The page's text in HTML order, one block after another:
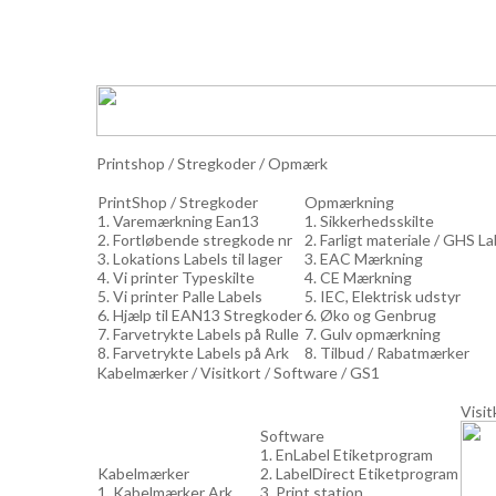
Printshop / Stregkoder / Opmærk
PrintShop / Stregkoder
1. Varemærkning Ean13
2. Fortløbende stregkode nr
3. Lokations Labels til lager
4. Vi printer Typeskilte
5. Vi printer Palle Labels
6. Hjælp til EAN13 Stregkoder
7. Farvetrykte Labels på Rulle
8. Farvetrykte Labels på Ark
Opmærkning
1. Sikkerhedsskilte
2. Farligt materiale / GHS
3. EAC Mærkning
4. CE Mærkning
5. IEC, Elektrisk udstyr
6. Øko og Genbrug
7. Gulv opmærkning
8. Tilbud / Rabatmærker
Kabelmærker / Visitkort / Software / GS1
Kabelmærker
1. Kabelmærker Ark
Software
1. EnLabel Etiketprogram
2. LabelDirect Etiketprogram
3. Print station